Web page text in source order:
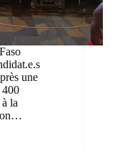
une
400
la